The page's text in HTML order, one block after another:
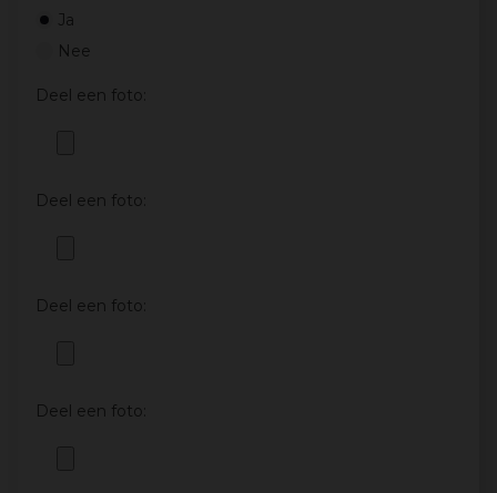
Ja
Nee
Deel een foto:
Deel een foto:
Deel een foto:
Deel een foto: